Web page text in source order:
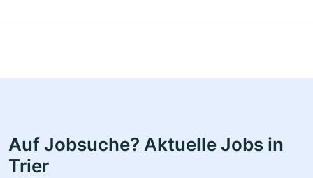
Auf Jobsuche? Aktuelle Jobs in
Trier